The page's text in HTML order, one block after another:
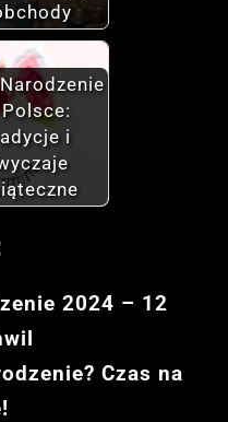
i
2024 – 12
Czas na